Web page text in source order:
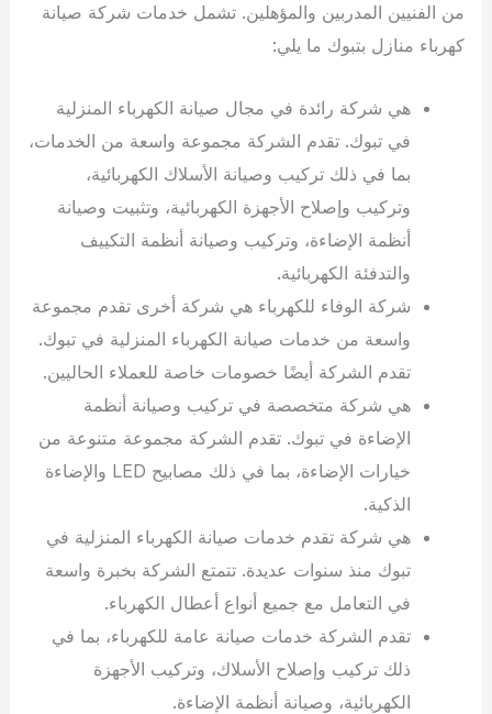
من الفنيين المدربين والمؤهلين. تشمل خدمات شركة صيانة
كهرباء منازل بتبوك ما يلي:
هي شركة رائدة في مجال صيانة الكهرباء المنزلية
في تبوك. تقدم الشركة مجموعة واسعة من الخدمات،
بما في ذلك تركيب وصيانة الأسلاك الكهربائية،
وتركيب وإصلاح الأجهزة الكهربائية، وتثبيت وصيانة
أنظمة الإضاءة، وتركيب وصيانة أنظمة التكييف
والتدفئة الكهربائية.
شركة الوفاء للكهرباء هي شركة أخرى تقدم مجموعة
واسعة من خدمات صيانة الكهرباء المنزلية في تبوك.
تقدم الشركة أيضًا خصومات خاصة للعملاء الحاليين.
هي شركة متخصصة في تركيب وصيانة أنظمة
الإضاءة في تبوك. تقدم الشركة مجموعة متنوعة من
خيارات الإضاءة، بما في ذلك مصابيح LED والإضاءة
الذكية.
هي شركة تقدم خدمات صيانة الكهرباء المنزلية في
تبوك منذ سنوات عديدة. تتمتع الشركة بخبرة واسعة
في التعامل مع جميع أنواع أعطال الكهرباء.
تقدم الشركة خدمات صيانة عامة للكهرباء، بما في
ذلك تركيب وإصلاح الأسلاك، وتركيب الأجهزة
الكهربائية، وصيانة أنظمة الإضاءة.